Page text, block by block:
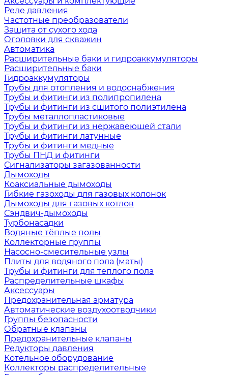
Реле давления
Частотные преобразователи
Защита от сухого хода
Оголовки для скважин
Автоматика
Расширительные баки и гидроаккумуляторы
Расширительные баки
Гидроаккумуляторы
Трубы для отопления и водоснабжения
Трубы и фитинги из полипропилена
Трубы и фитинги из сшитого полиэтилена
Трубы металлопластиковые
Трубы и фитинги из нержавеющей стали
Трубы и фитинги латунные
Трубы и фитинги медные
Трубы ПНД и фитинги
Сигнализаторы загазованности
Дымоходы
Коаксиальные дымоходы
Гибкие газоходы для газовых колонок
Дымоходы для газовых котлов
Сэндвич-дымоходы
Турбонасадки
Водяные тёплые полы
Коллекторные группы
Насосно-смесительные узлы
Плиты для водяного пола (маты)
Трубы и фитинги для теплого пола
Распределительные шкафы
Аксессуары
Предохранительная арматура
Автоматические воздухоотводчики
Группы безопасности
Обратные клапаны
Предохранительные клапаны
Редукторы давления
Котельное оборудование
Коллекторы распределительные